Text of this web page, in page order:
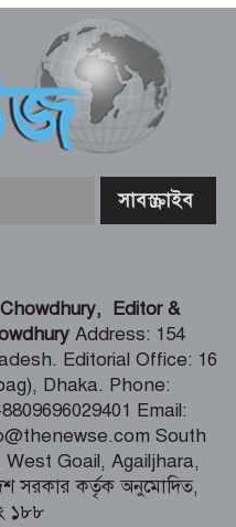
দেশে ফেরানোসহ প্রাপ্য
আশ্বাস
‘অ্যানিমেল’ ছবির
মিল দেখছে নেটিজেনরা
প্রতিকারের উপায়
আগস্ট) পঞ্জিকা ও
কারখানায় ভয়াবহ
বাংলাদেশি
Editor &
Address: 154
Editorial Office: 16
Dhaka. Phone:
Email:
South
Goail, Agailjhara,
সরকার কর্তৃক অনুমোদিত,
১৮৮